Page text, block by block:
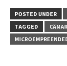
POSTED UNDER
TAGGED